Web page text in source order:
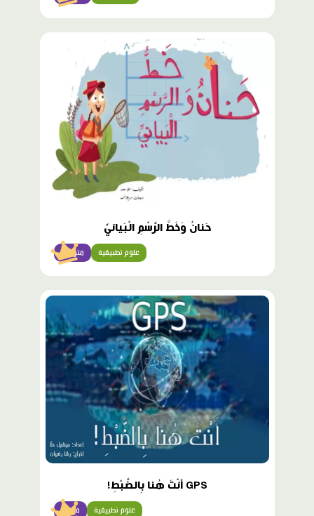
حَنانُ وَخَطُّ الرَّسْمِ الْبَيانيِّ
متوسّط علوم تطبيقية
محتوى
مميّز
GPS أَنْتَ هُنا بِالضَّبْطِ!
متقدّم علوم تطبيقية